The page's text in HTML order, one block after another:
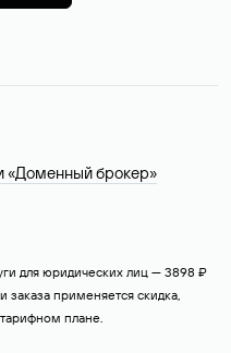
«Доменный брокер»
для юридических лиц — 3898 ₽
применяется скидка,
плане.